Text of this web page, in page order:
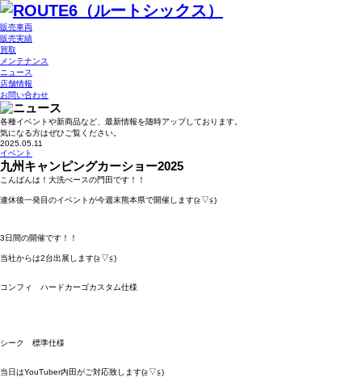
販売車両
販売実績
買取
メンテナンス
ニュース
店舗情報
お問い合わせ
各種イベントや新商品など、最新情報を随時アップしております。
気になる方はぜひご覧ください。
2025.05.11
イベント
九州キャンピングカーショー2025
こんばんは！大洗べースの門田です！！
連休後一発目のイベントが今週末熊本県で開催します(≧▽≦)
3日間の開催です！！
当社からは2台出展します(≧▽≦)
コンフィ ハードカーゴカスタム仕様
シーク 標準仕様
当日はYouTuber内田がご対応致します(≧▽≦)